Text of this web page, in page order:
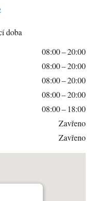
doba
08:00 – 20:00
08:00 – 20:00
08:00 – 20:00
08:00 – 20:00
08:00 – 18:00
Zavřeno
Zavřeno